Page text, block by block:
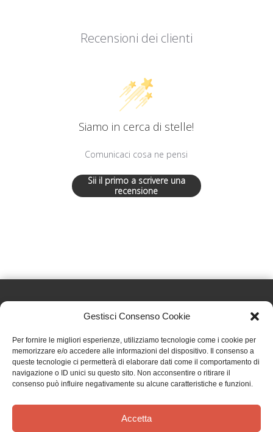
Gestisci Consenso Cookie
Per fornire le migliori esperienze, utilizziamo tecnologie come i cookie per
memorizzare e/o accedere alle informazioni del dispositivo. Il consenso a
queste tecnologie ci permetterà di elaborare dati come il comportamento di
navigazione o ID unici su questo sito. Non acconsentire o ritirare il
consenso può influire negativamente su alcune caratteristiche e funzioni.
Accetta
Recensioni dei clienti
Siamo in cerca di stelle!
Comunicaci cosa ne pensi
Sii il primo a scrivere una
recensione
Effatà Editrice di Pellegrino Paolo SAS
C.F. e P.IVA 09655250018
Via Tre Denti, 1 - 10060 Cantalupa (TO)
Telefono: (+39) 0121 353452 - Fax: (+39) 0121 353839